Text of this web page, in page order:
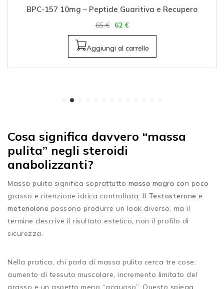
Tirzepatide 5mg – Peptide Brucia Grassi –
64€ 59€
Aggiungi al carrello
Cosa significa davvero “massa
pulita” negli steroidi
anabolizzanti?
Massa pulita significa soprattutto massa magra con poco
grasso e ritenzione idrica controllata. Il Testosterone e
metenolone possono produrre un look diverso, ma il
termine descrive il risultato estetico, non il profilo di
sicurezza.
Nella pratica, chi parla di massa pulita cerca tre cose:
aumento di tessuto muscolare, incremento limitato del
grasso e un aspetto meno “acquoso”. Questo spiega